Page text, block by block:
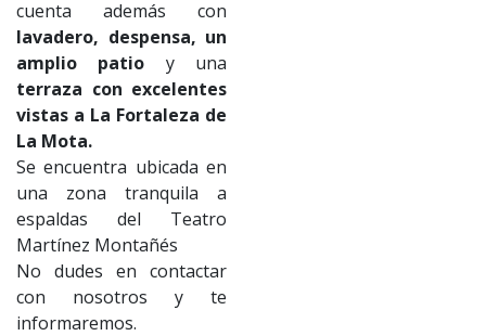
cuenta además con
lavadero, despensa, un
amplio patio y una
terraza con excelentes
vistas a La Fortaleza de
La Mota.
Se encuentra ubicada en
una zona tranquila a
espaldas del Teatro
Martínez Montañés
No dudes en contactar
con nosotros y te
informaremos.